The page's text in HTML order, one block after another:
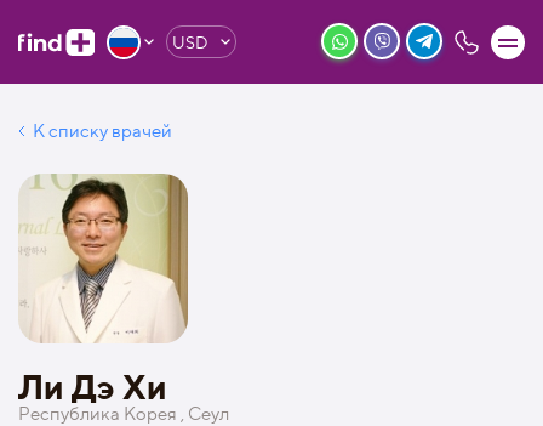
USD
К списку врачей
Ли Дэ Хи
Республика Корея , Сеул